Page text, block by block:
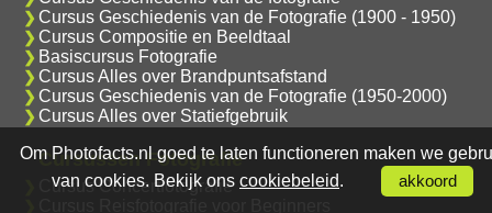
Cursus Geschiedenis van de Fotografie (1900 - 1950)
Cursus Compositie en Beeldtaal
Basiscursus Fotografie
Cursus Alles over Brandpuntsafstand
Cursus Geschiedenis van de Fotografie (1950-2000)
Cursus Alles over Statiefgebruik
Cursussen Fotografie
Cursus Concertfotografie
Om Photofacts.nl goed te laten functioneren maken we
van cookies. Bekijk ons cookiebeleid. akkoord